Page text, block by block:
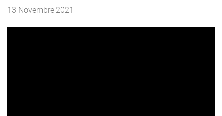
13 Novembre 2021